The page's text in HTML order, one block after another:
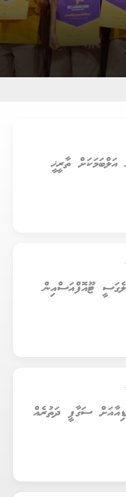
ކާމިޔާބު
އަލްބަމަކަށް ތާރީޚީ
ޓޫއޮފްއަސްއިން
ސަގާފީ ދަތުރެއް